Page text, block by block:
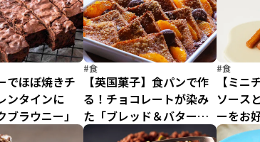
でほぼ焼きチ
ンタインに
ブラウニー」
#食
【英国菓子】食パンで作
る！チョコレートが染み
た「ブレッド＆バタープ
ディング」
#食
【ミニ
ソース
ーをお